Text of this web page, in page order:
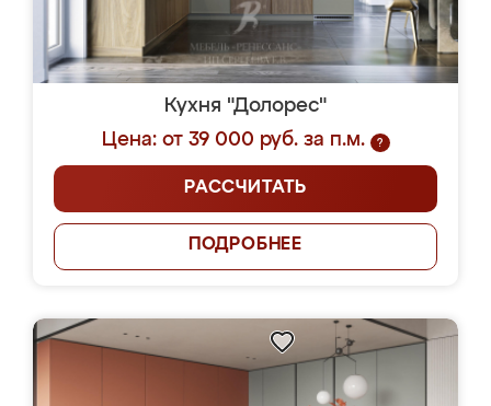
Кухня "Долорес"
Цена: от 39 000 руб. за п.м.
?
РАССЧИТАТЬ
ПОДРОБНЕЕ